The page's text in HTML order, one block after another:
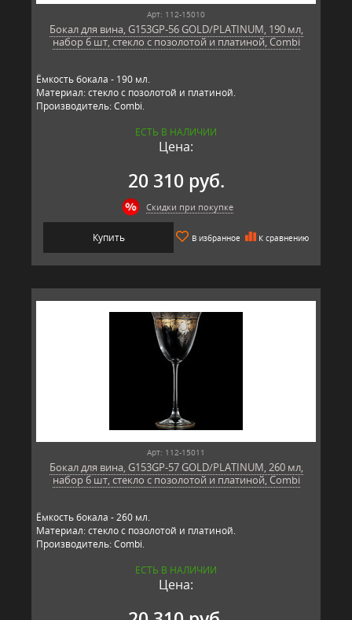
Арт: 112-15010
Бокал для вина, G153GP-56 GOLD/PLATINUM, 190 мл,
набор 6 шт, стекло с позолотой и платиной, Combi
Ёмкость бокала - 190 мл.
Материал: стекло с позолотой и платиной.
Производитель: Combi.
ЕСТЬ В НАЛИЧИИ
Цена:
20 310 руб.
Скидки при покупке
Купить В избранное К сравнению
Арт: 112-15011
Бокал для вина, G153GP-57 GOLD/PLATINUM, 260 мл,
набор 6 шт, стекло с позолотой и платиной, Combi
Ёмкость бокала - 260 мл.
Материал: стекло с позолотой и платиной.
Производитель: Combi.
ЕСТЬ В НАЛИЧИИ
Цена: